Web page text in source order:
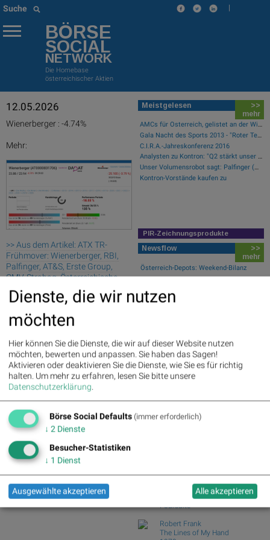
Suche |
BÖRSE
SOCIAL
NETWORK
Die Homebase
österreichischer Aktien
12.05.2026
Wienerberger : -4.74%
Mehr:
>> Aus dem Artikel: ATX TR-
Frühmover: Wienerberger, RBI,
Palfinger, AT&S, Erste Group,
OMV, Strabag, Österreichische
Post, EVN und SBO
Palfinger : 1.32%
voestalpine : 0.23%
CA Immo : 0.21%
Uniqa : 0.05%» Details
DO&CO : 0.00%» Details
Erste Group : -1.19%» Details
Bawag : -1.34%» Details
Strabag : -1.56%» Details
» Details
Details
Meistgelesen
>>
mehr
AMCs für Österreich, gelistet an der Wiener Börse
Gala Nacht des Sports 2013 - "Roter Teppich"
C.I.R.A.-Jahreskonferenz 2016
Analysten zu Kontron: "Q2 stärkt unser Vertrauen in die verbesserte operative Qualität"
Unser Volumensrobot sagt: Palfinger (#gabb Radar)
Kontron-Vorstände kaufen zu
PIR-Zeichnungsprodukte
Newsflow
>>
mehr
Österreich-Depots: Weekend-Bilanz
Börsegeschichte 7.8.: Extremes zu
Palfinger (Börs...
#gabb Volumensradar: Bajaj Mobility,
Andritz (#ga...
PIR-News: Post, Kontron (Christine
Petzwinkler)
beinahe allen...
Börse Social Club Board
Road to The Farm
Poursuite
Robert Frank
The Lines of My Hand
Dienste, die wir nutzen
möchten
Hier können Sie die Dienste, die wir auf dieser Website nutzen
möchten, bewerten und anpassen. Sie haben das Sagen!
Aktivieren oder deaktivieren Sie die Dienste, wie Sie es für richtig
halten. Um mehr zu erfahren, lesen Sie bitte unsere
Datenschutzerklärung.
Börse Social Defaults (immer erforderlich)
↓ 2 Dienste
Besucher-Statistiken
↓ 1 Dienst
Ausgewählte akzeptieren Alle akzeptieren